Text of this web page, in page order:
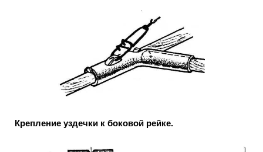
Крепление уздечки к боковой рейке.